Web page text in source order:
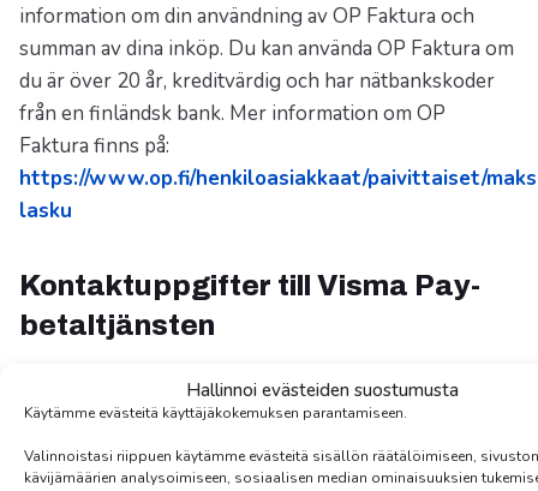
Hallinnoi evästeiden suostumusta
Käytämme evästeitä käyttäjäkokemuksen parantamiseen.
Valinnoistasi riippuen käytämme evästeitä sisällön räätälöimiseen, sivuston
kävijämäärien analysoimiseen, sosiaalisen median ominaisuuksien
information om din användning av OP Faktura och
summan av dina inköp. Du kan använda OP Faktura om
du är över 20 år, kreditvärdig och har nätbankskoder
från en finländsk bank. Mer information om OP
Faktura finns på:
https://www.op.fi/henkiloasiakkaat/paivittaiset/
lasku
Kontaktuppgifter till Visma Pay-
betaltjänsten
Visma Payments Oy (FO-nummer 2486559-4)
E-post: helpdesk@vismapay.com
Telefon: 09 315 42 037 (vardagar kl. 8–16)
Postadress: Brahenkatu 4, 53100 Villmanstrand